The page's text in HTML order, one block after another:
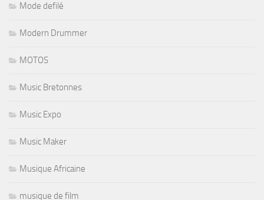
Mode defilé
Modern Drummer
MOTOS
Music Bretonnes
Music Expo
Music Maker
Musique Africaine
musique de film